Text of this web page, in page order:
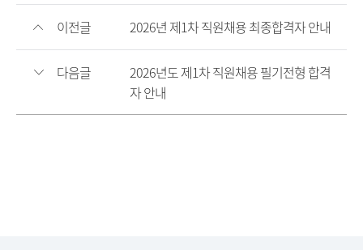
이전글 2026년 제1차 직원채용 최종합격자 안내
다음글
2026년도 제1차 직원채용 필기전형 합격
자 안내